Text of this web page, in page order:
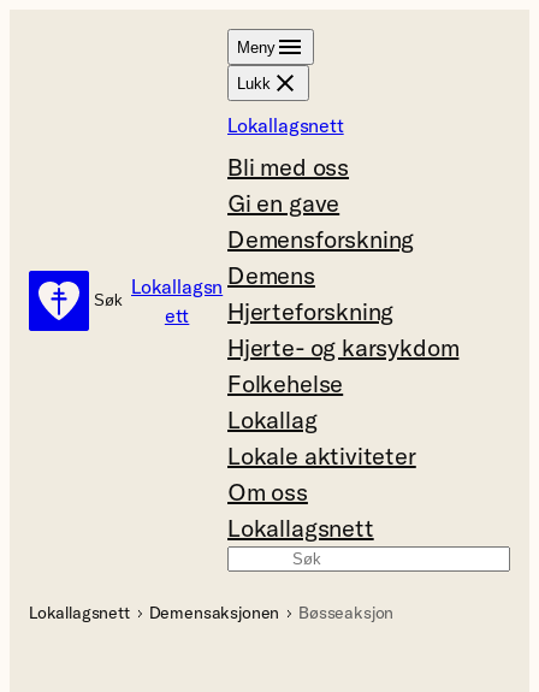
Søk
Søk
Lokallagsn
ett
Meny
Lukk
Lokallagsnett
Bli med oss
Gi en gave
Demensforskning
Demens
Hjerteforskning
Hjerte- og karsykdom
Folkehelse
Lokallag
Lokale aktiviteter
Om oss
Lokallagsnett
Lokallagsnett Demensaksjonen Bøsseaksjon